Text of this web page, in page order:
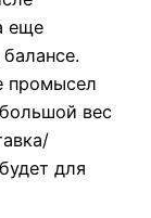
еще
промысел
вес
для